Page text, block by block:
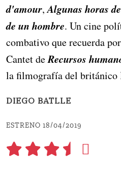
d'amour,Algunas horas
de un hombre. Un cine
combativo que recuerda
Cantet deRecursos
la filmografía del británico
DIEGO BATLLE
ESTRENO 18/04/2019